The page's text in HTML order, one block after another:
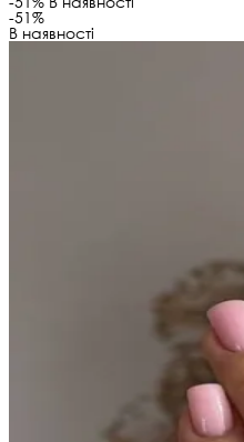
-51%
В наявності